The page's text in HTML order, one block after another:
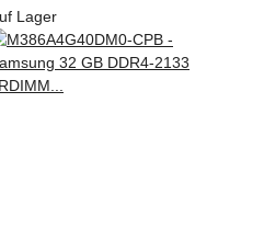
Lager